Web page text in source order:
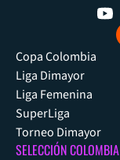
Copa Colombia
Liga Dimayor
Liga Femenina
SuperLiga
Torneo Dimayor
SELECCIÓN COLOMBIA